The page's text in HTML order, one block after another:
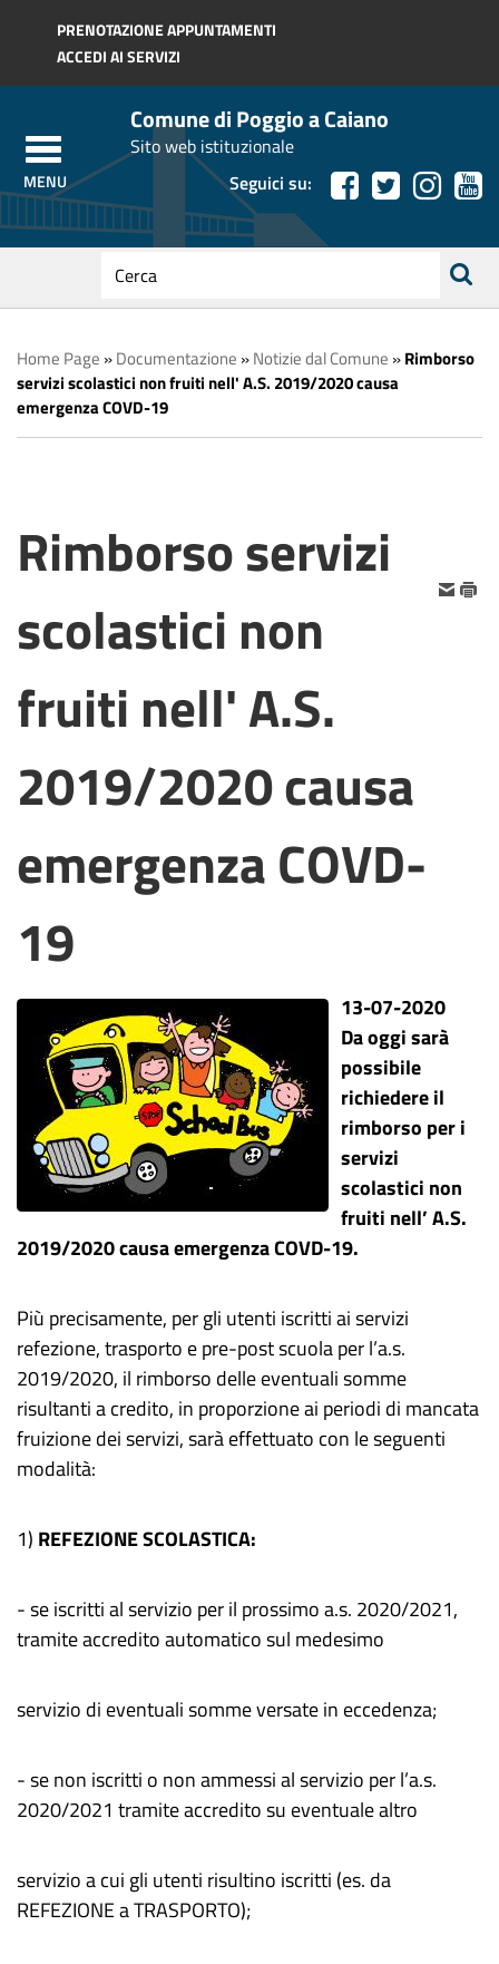
Regione Toscana
PRENOTAZIONE APPUNTAMENTI
ACCEDI AI SERVIZI
Comune di Poggio a Caiano
Sito web istituzionale
Seguici su:
testo
da
cercare
ricerca
Home Page »Documentazione »Notizie dal Comune »Rimborso
servizi scolastici non fruiti nell' A.S. 2019/2020 causa
emergenza COVD-19
Rimborso servizi
scolastici non
fruiti nell' A.S.
2019/2020 causa
emergenza COVD-
19
13-07-2020
Da oggi sarà
possibile
richiedere il
rimborso per i
servizi
scolastici non
fruiti nell’ A.S.
2019/2020 causa emergenza COVD-19.
Più precisamente, per gli utenti iscritti ai servizi
refezione, trasporto e pre-post scuola per l’a.s.
2019/2020, il rimborso delle eventuali somme
risultanti a credito, in proporzione ai periodi di mancata
fruizione dei servizi, sarà effettuato con le seguenti
modalità:
1) REFEZIONE SCOLASTICA:
- se iscritti al servizio per il prossimo a.s. 2020/2021,
tramite accredito automatico sul medesimo
servizio di eventuali somme versate in eccedenza;
- se non iscritti o non ammessi al servizio per l’a.s.
2020/2021 tramite accredito su eventuale altro
servizio a cui gli utenti risultino iscritti (es. da
REFEZIONE a TRASPORTO);